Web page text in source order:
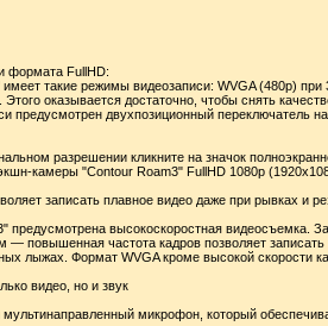
формата FullHD:
такие режимы видеозаписи: WVGA (480p) при
Этого оказывается достаточно, чтобы снять
предусмотрен двухпозиционный переключатель
разрешении кликните на значок
камеры "Contour Roam3" FullHD 1080p
записать плавное видео даже при рывках и
предусмотрена высокоскоростная видеосъемка.
— повышенная частота кадров позволяет
лыжах. Формат WVGA кроме высокой скорости
видео, но и звук
микрофон, который